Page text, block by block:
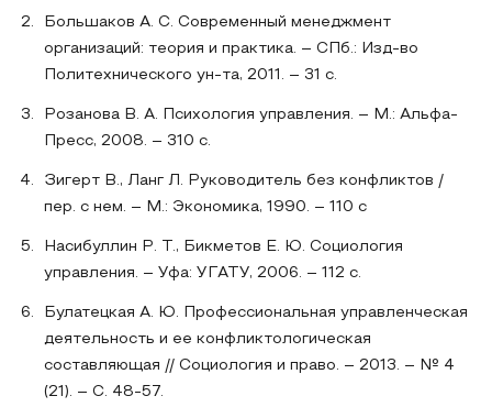
Большаков А. С. Современный менеджмент
организаций: теория и практика. – СПб.: Изд-во
Политехнического ун-та, 2011. – 31 с.
Розанова В. А. Психология управления. – М.: Альфа-
Пресс, 2008. – 310 с.
Зигерт В., Ланг Л. Руководитель без конфликтов /
пер. с нем. – М.: Экономика, 1990. – 110 с
Насибуллин Р. Т., Бикметов Е. Ю. Социология
управления. – Уфа: УГАТУ, 2006. – 112 с.
Булатецкая А. Ю. Профессиональная управленческая
деятельность и ее конфликтологическая
составляющая // Социология и право. – 2013. – № 4
(21). – С. 48-57.